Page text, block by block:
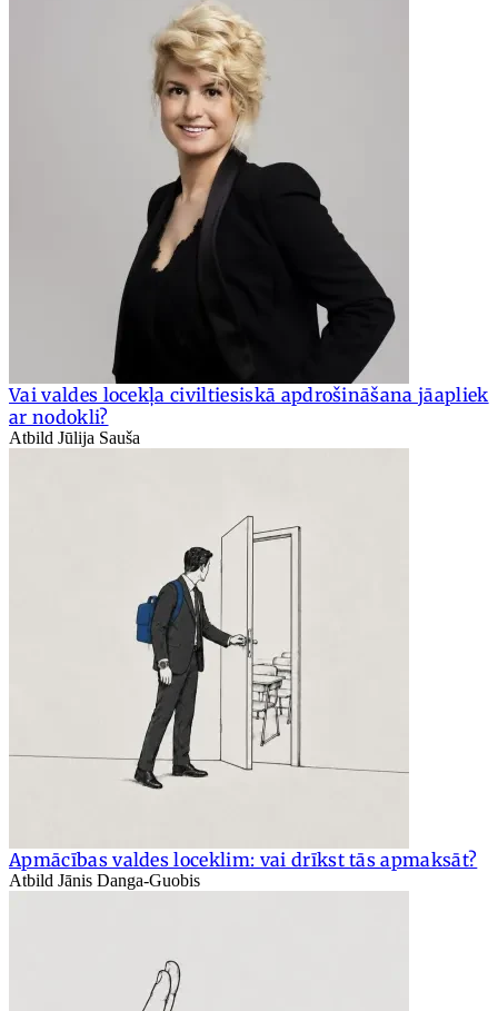
Vai valdes locekļa civiltiesiskā apdrošināšana jāapliek
ar nodokli?
Atbild Jūlija Sauša
Apmācības valdes loceklim: vai drīkst tās apmaksāt?
Atbild Jānis Danga-Guobis